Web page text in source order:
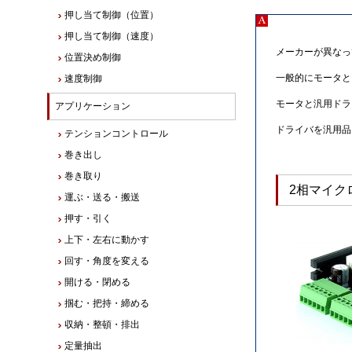
メーカーが異な
一般的にモータ
モータと汎用ド
ドライバを汎用
2相マイク
押し当て制御（位置）
押し当て制御（速度）
位置決め制御
速度制御
アプリケーション
テンションコントロール
巻き出し
巻き取り
運ぶ・送る・搬送
押す・引く
上下・左右に動かす
回す・角度を変える
開ける・閉める
掴む・把持・締める
収納・整頓・排出
定量抽出